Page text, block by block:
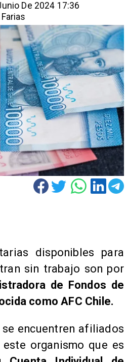
De 2024 17:36
disponibles para
sin trabajo son por
de Fondos de
como AFC Chile.
encuentren afiliados
organismo que es